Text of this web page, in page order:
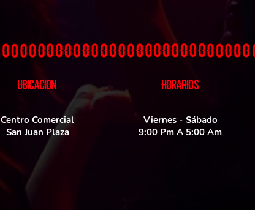
UBICACIoN HORARIOS
Centro Comercial
San Juan Plaza
Viernes - Sábado
9:00 Pm A 5:00 Am